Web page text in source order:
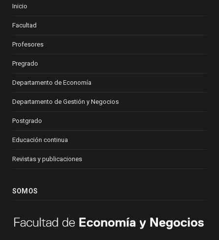
Inicio
Facultad
Profesores
Pregrado
Departamento de Economía
Departamento de Gestión y Negocios
Postgrado
Educación continua
Revistas y publicaciones
SOMOS